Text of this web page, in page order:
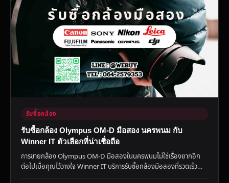
รับซื้อกล้อง
รับซื้อกล้อง Olympus OM-D มือสอง นครพนม กับ
Winner IT ตัวเลือกที่น่าเชื่อถือ
การขายกล้อง Olympus OM-D มือสองในนครพนมไม่ใช่เรื่องยากอีก
ต่อไปเมื่อคุณไว้วางใจ Winner IT บริการรับซื้อกล้องมือสองที่รวดเร็ว
ป...